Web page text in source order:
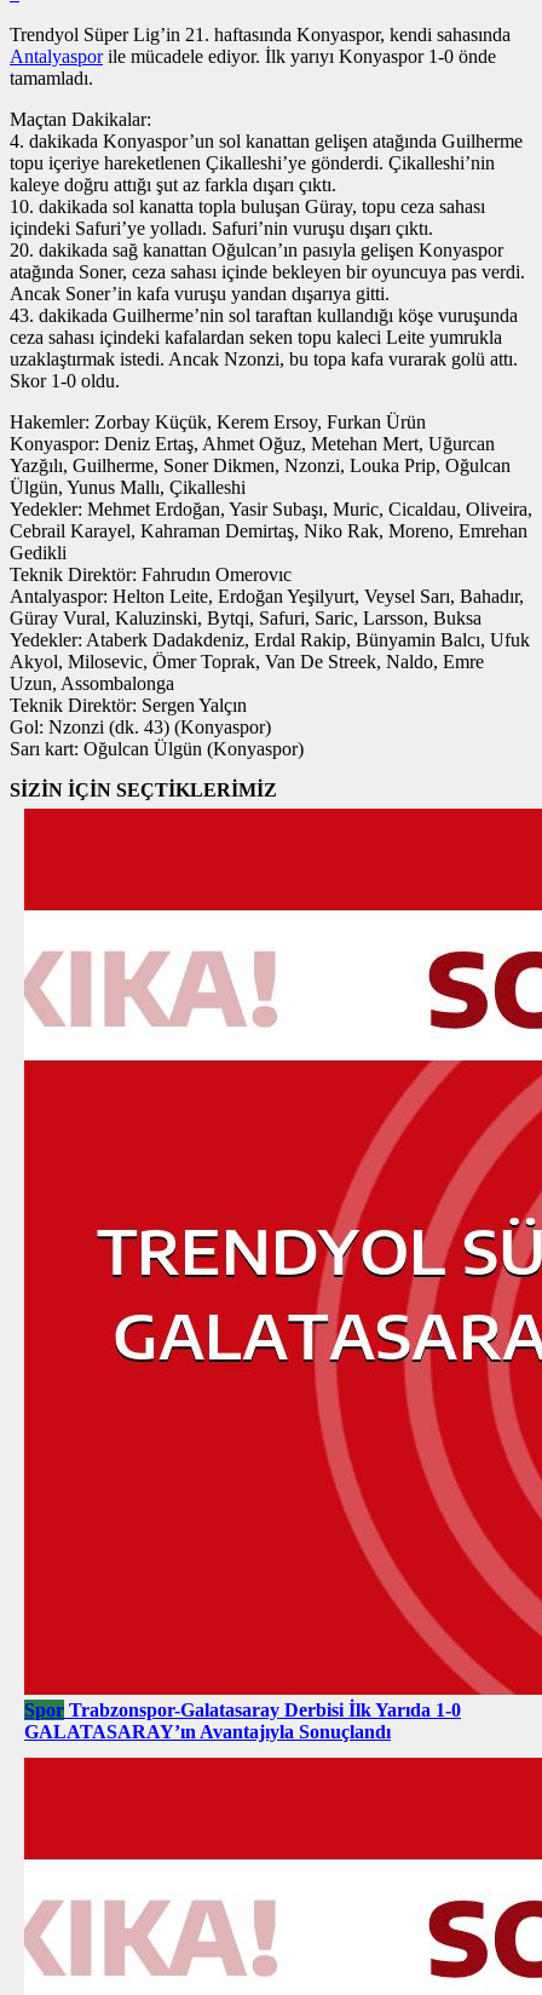
Trendyol Süper Lig’in 21. haftasında Konyaspor, kendi sahasında
Antalyasporile mücadele ediyor. İlk yarıyı Konyaspor 1-0 önde
tamamladı.
Maçtan Dakikalar:
4. dakikada Konyaspor’un sol kanattan gelişen atağında Guilherme
topu içeriye hareketlenen Çikalleshi’ye gönderdi. Çikalleshi’nin
kaleye doğru attığı şut az farkla dışarı çıktı.
10. dakikada sol kanatta topla buluşan Güray, topu ceza sahası
içindeki Safuri’ye yolladı. Safuri’nin vuruşu dışarı çıktı.
20. dakikada sağ kanattan Oğulcan’ın pasıyla gelişen Konyaspor
atağında Soner, ceza sahası içinde bekleyen bir oyuncuya pas verdi.
Ancak Soner’in kafa vuruşu yandan dışarıya gitti.
43. dakikada Guilherme’nin sol taraftan kullandığı köşe vuruşunda
ceza sahası içindeki kafalardan seken topu kaleci Leite yumrukla
uzaklaştırmak istedi. Ancak Nzonzi, bu topa kafa vurarak golü attı.
Skor 1-0 oldu.
Hakemler: Zorbay Küçük, Kerem Ersoy, Furkan Ürün
Konyaspor: Deniz Ertaş, Ahmet Oğuz, Metehan Mert, Uğurcan
Yazğılı, Guilherme, Soner Dikmen, Nzonzi, Louka Prip, Oğulcan
Ülgün, Yunus Mallı, Çikalleshi
Yedekler: Mehmet Erdoğan, Yasir Subaşı, Muric, Cicaldau, Oliveira,
Cebrail Karayel, Kahraman Demirtaş, Niko Rak, Moreno, Emrehan
Gedikli
Teknik Direktör: Fahrudın Omerovıc
Antalyaspor: Helton Leite, Erdoğan Yeşilyurt, Veysel Sarı, Bahadır,
Güray Vural, Kaluzinski, Bytqi, Safuri, Saric, Larsson, Buksa
Yedekler: Ataberk Dadakdeniz, Erdal Rakip, Bünyamin Balcı, Ufuk
Akyol, Milosevic, Ömer Toprak, Van De Streek, Naldo, Emre
Uzun, Assombalonga
Teknik Direktör: Sergen Yalçın
Gol: Nzonzi (dk. 43) (Konyaspor)
Sarı kart: Oğulcan Ülgün (Konyaspor)
SİZİN İÇİN SEÇTİKLERİMİZ
Spor Trabzonspor-Galatasaray Derbisi İlk Yarıda 1-0
GALATASARAY’ın Avantajıyla Sonuçlandı